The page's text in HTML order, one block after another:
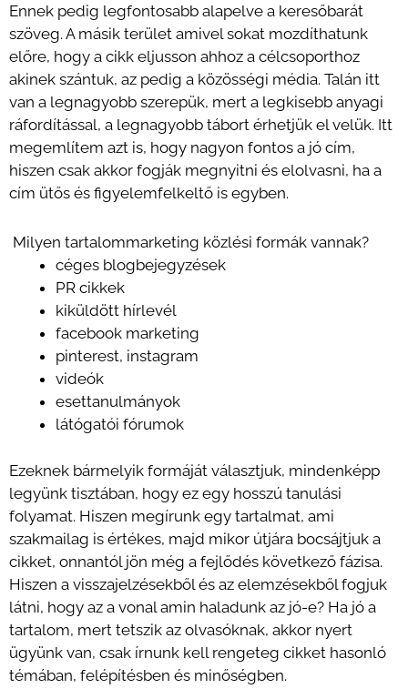
Ennek pedig legfontosabb alapelve a keresőbarát
szöveg. A másik terület amivel sokat mozdíthatunk
előre, hogy a cikk eljusson ahhoz a célcsoporthoz
akinek szántuk, az pedig a közösségi média. Talán itt
van a legnagyobb szerepük, mert a legkisebb anyagi
ráfordítással, a legnagyobb tábort érhetjük el velük. Itt
megemlítem azt is, hogy nagyon fontos a jó cím,
hiszen csak akkor fogják megnyitni és elolvasni, ha a
cím ütős és figyelemfelkeltő is egyben.
Milyen tartalommarketing közlési formák vannak?
céges blogbejegyzések
PR cikkek
kiküldött hírlevél
facebook marketing
pinterest, instagram
videók
esettanulmányok
látógatói fórumok
Ezeknek bármelyik formáját választjuk, mindenképp
legyünk tisztában, hogy ez egy hosszú tanulási
folyamat. Hiszen megírunk egy tartalmat, ami
szakmailag is értékes, majd mikor útjára bocsájtjuk a
cikket, onnantól jön még a fejlődés következő fázisa.
Hiszen a visszajelzésekből és az elemzésekből fogjuk
látni, hogy az a vonal amin haladunk az jó-e? Ha jó a
tartalom, mert tetszik az olvasóknak, akkor nyert
ügyünk van, csak írnunk kell rengeteg cikket hasonló
témában, felépítésben és minőségben.